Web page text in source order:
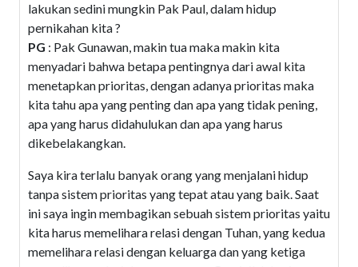
lakukan sedini mungkin Pak Paul, dalam hidup
pernikahan kita ?
PG : Pak Gunawan, makin tua maka makin kita
menyadari bahwa betapa pentingnya dari awal kita
menetapkan prioritas, dengan adanya prioritas maka
kita tahu apa yang penting dan apa yang tidak pening,
apa yang harus didahulukan dan apa yang harus
dikebelakangkan.
Saya kira terlalu banyak orang yang menjalani hidup
tanpa sistem prioritas yang tepat atau yang baik. Saat
ini saya ingin membagikan sebuah sistem prioritas yaitu
kita harus memelihara relasi dengan Tuhan, yang kedua
memelihara relasi dengan keluarga dan yang ketiga